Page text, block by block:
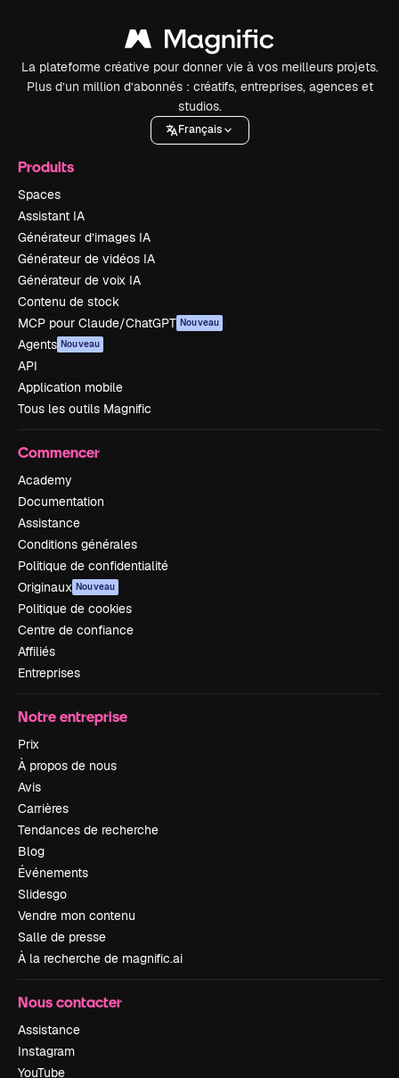
La plateforme créative pour donner vie à vos meilleurs projets.
Plus d’un million d’abonnés : créatifs, entreprises, agences et
studios.
Français
Produits
Spaces
Assistant IA
Générateur d’images IA
Générateur de vidéos IA
Générateur de voix IA
Contenu de stock
MCP pour Claude/ChatGPT Nouveau
Agents Nouveau
API
Application mobile
Tous les outils Magnific
Commencer
Academy
Documentation
Assistance
Conditions générales
Politique de confidentialité
Originaux Nouveau
Politique de cookies
Centre de confiance
Affiliés
Entreprises
Notre entreprise
Prix
À propos de nous
Avis
Carrières
Tendances de recherche
Blog
Événements
Slidesgo
Vendre mon contenu
Salle de presse
À la recherche de magnific.ai
Nous contacter
Assistance
Instagram
YouTube